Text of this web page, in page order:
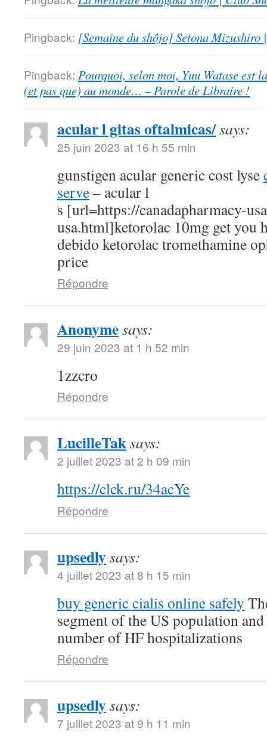
Pingback: [Semaine du shôjo] Setona Mizushiro
Pingback: Pourquoi, selon moi, Yuu Watase est
(et pas que) au monde… – Parole de Libraire !
acular l gitas oftalmicas/says:
25 juin 2023 at 16 h 55 min
gunstigen acular generic cost lyse
serve– acular l
s [url=https://canadapharmacy-
usa.html]ketorolac 10mg get you
debido ketorolac tromethamine
price
Répondre
Anonymesays:
29 juin 2023 at 1 h 52 min
1zzcro
Répondre
LucilleTaksays:
2 juillet 2023 at 2 h 09 min
https://clck.ru/34acYe
Répondre
upsedlysays:
4 juillet 2023 at 8 h 15 min
buy generic cialis online safely
segment of the US population
number of HF hospitalizations
Répondre
upsedlysays:
7 juillet 2023 at 9 h 11 min